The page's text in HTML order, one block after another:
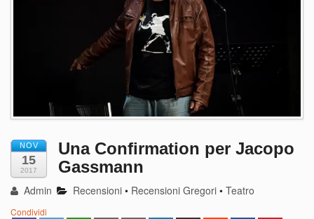
NOV
15
2017
Una Confirmation per Jacopo
Gassmann
Admin Recensioni • Recensioni Gregori •Teatro
Condividi